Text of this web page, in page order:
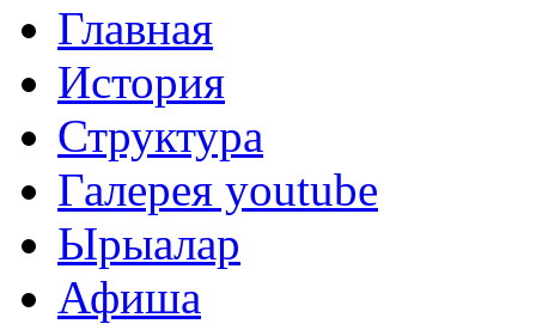
Главная
История
Структура
Галерея youtube
Ырыалар
Афиша